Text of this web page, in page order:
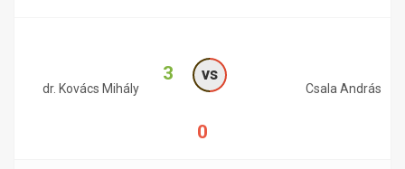
dr. Kovács Mihály
3 vs
0
Csala András